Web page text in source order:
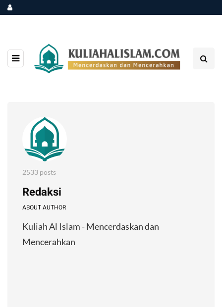
2533 posts
Redaksi
ABOUT AUTHOR
Kuliah Al Islam - Mencerdaskan dan
Mencerahkan